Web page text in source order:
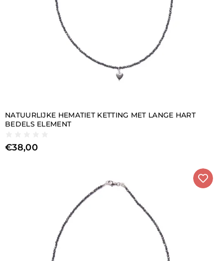
NATUURLIJKE HEMATIET KETTING MET LANGE HART
BEDELS ELEMENT
€38,00